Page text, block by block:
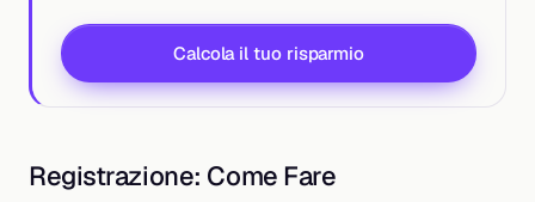
Calcola il tuo risparmio
Registrazione: Come Fare